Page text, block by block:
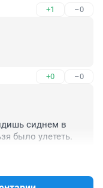
кто сильно
уже опробовано
но можно
кричать что всем
что позволили
весь этот
+1 –0
+0 –0
сиднем в
было улететь.